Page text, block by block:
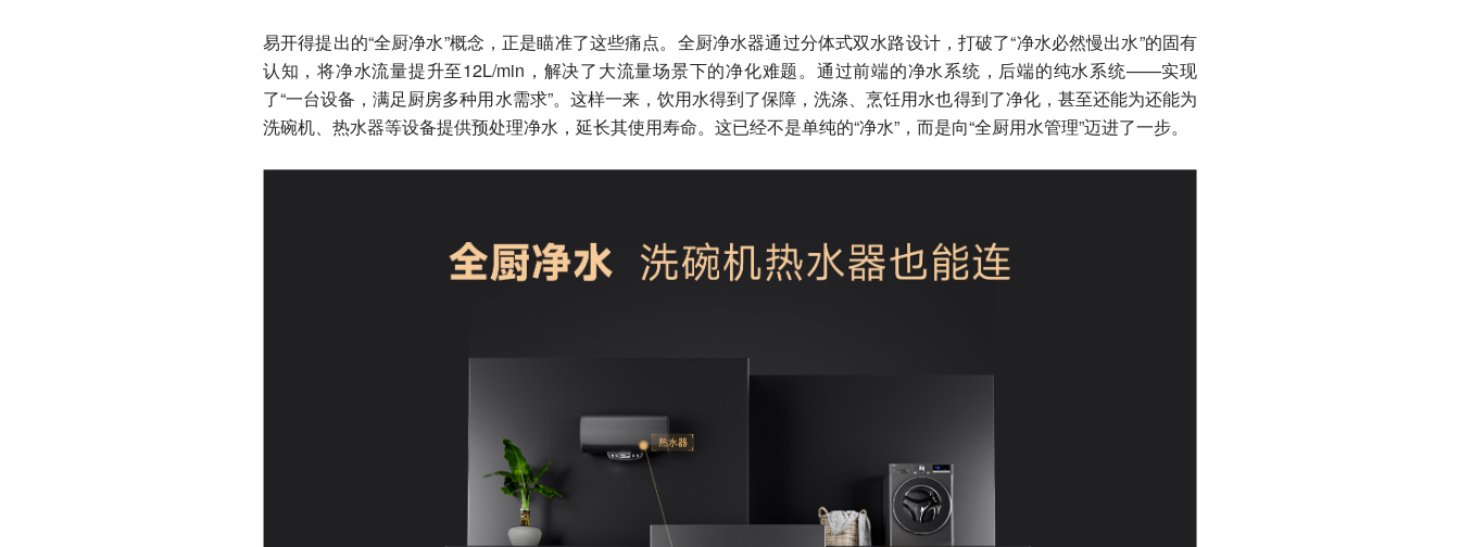
易开得提出的“全厨净水”概念，正是瞄准了这些痛点。全厨净水器通过分体式双水路设计，打破了“净水必然慢出水”的固有
认知，将净水流量提升至12L/min，解决了大流量场景下的净化难题。通过前端的净水系统，后端的纯水系统——实现
了“一台设备，满足厨房多种用水需求”。这样一来，饮用水得到了保障，洗涤、烹饪用水也得到了净化，甚至还能为还能为
洗碗机、热水器等设备提供预处理净水，延长其使用寿命。这已经不是单纯的“净水”，而是向“全厨用水管理”迈进了一步。